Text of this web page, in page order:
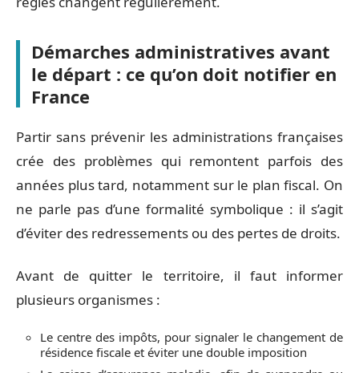
Démarches administratives avant
le départ : ce qu’on doit notifier en
France
Partir sans prévenir les administrations françaises
crée des problèmes qui remontent parfois des
années plus tard, notamment sur le plan fiscal. On
ne parle pas d’une formalité symbolique : il s’agit
d’éviter des redressements ou des pertes de droits.
Avant de quitter le territoire, il faut informer
plusieurs organismes :
Le centre des impôts, pour signaler le changement de
résidence fiscale et éviter une double imposition